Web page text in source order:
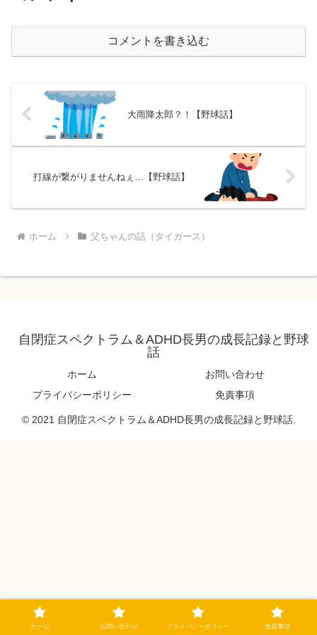
コメントを書き込む
大雨降太郎？！【野球話】
打線が繋がりませんねぇ…【野球話】
ホーム 父ちゃんの話（タイガース）
自閉症スペクトラム＆ADHD長男の成長記録と野球
話
ホーム
お問い合わせ
プライバシーポリシー
免責事項
© 2021 自閉症スペクトラム＆ADHD長男の成長記録と野球話.
ホーム お問い合わせ プライバシーポリシー 免責事項